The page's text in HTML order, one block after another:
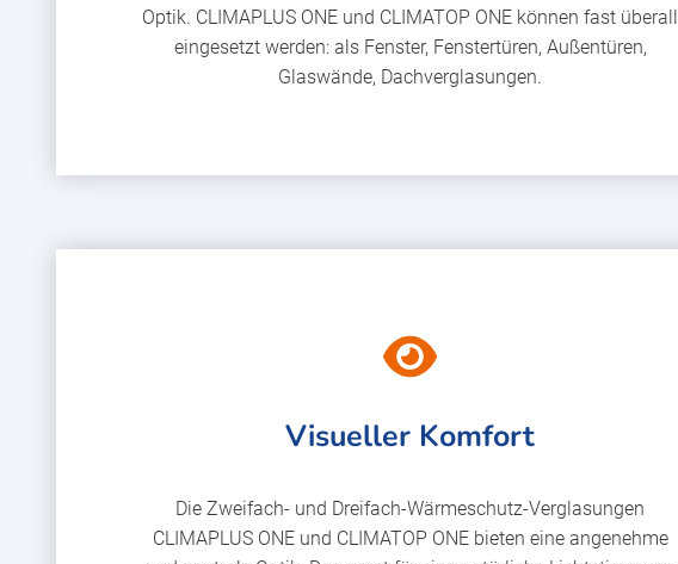
Optik. CLIMAPLUS ONE und CLIMATOP ONE können fast überall
eingesetzt werden: als Fenster, Fenstertüren, Außentüren,
Glaswände, Dachverglasungen.
Visueller Komfort
Die Zweifach- und Dreifach-Wärmeschutz-Verglasungen
CLIMAPLUS ONE und CLIMATOP ONE bieten eine angenehme